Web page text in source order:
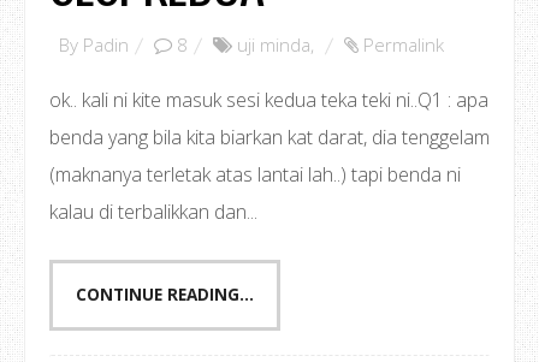
By Padin 8 uji minda, Permalink
ok.. kali ni kite masuk sesi kedua teka teki ni..Q1 : apa
benda yang bila kita biarkan kat darat, dia tenggelam
(maknanya terletak atas lantai lah..) tapi benda ni
kalau di terbalikkan dan...
CONTINUE READING...